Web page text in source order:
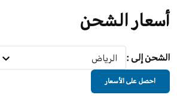
أسعار الشحن
الشحن إلى : الرياض
احصل على الأسعار